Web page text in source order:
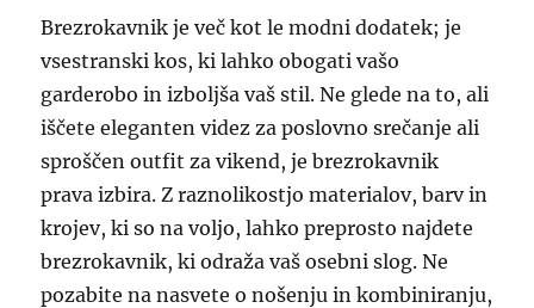
Brezrokavnik je več kot le modni dodatek; je
vsestranski kos, ki lahko obogati vašo
garderobo in izboljša vaš stil. Ne glede na to, ali
iščete eleganten videz za poslovno srečanje ali
sproščen outfit za vikend, je brezrokavnik
prava izbira. Z raznolikostjo materialov, barv in
krojev, ki so na voljo, lahko preprosto najdete
brezrokavnik, ki odraža vaš osebni slog. Ne
pozabite na nasvete o nošenju in kombiniranju,